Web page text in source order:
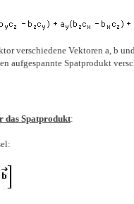
verschiedene Vektoren a, b
aufgespannte Spatprodukt
das Spatprodukt: